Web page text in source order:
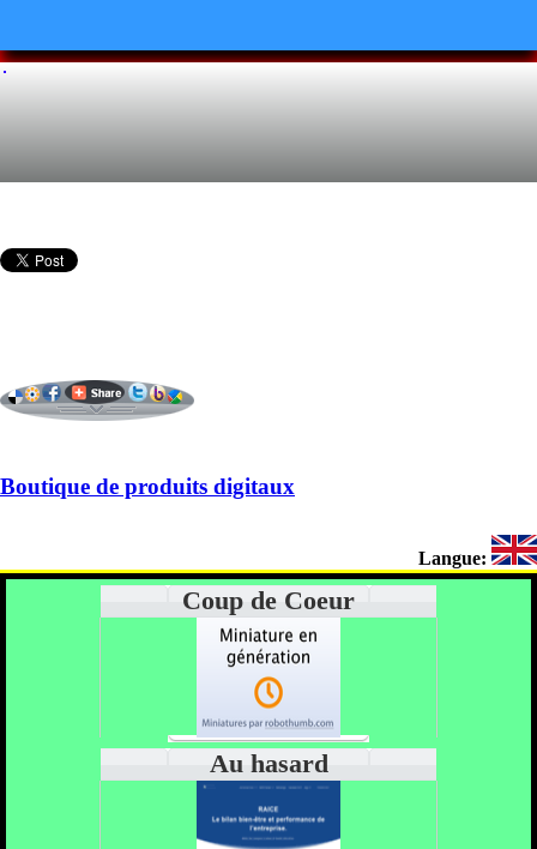
Boutique de produits digitaux
Langue:
Coup de Coeur
Au hasard